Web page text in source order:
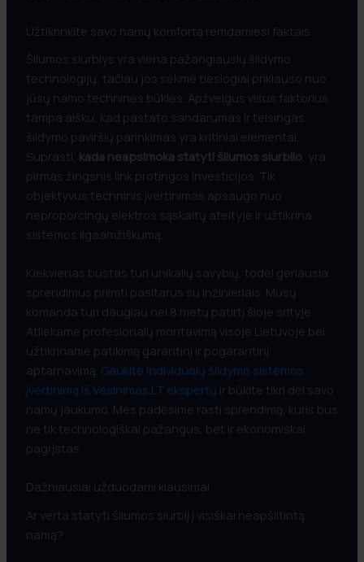
Užtikrinkite savo namų komfortą remdamiesi faktais
Šilumos siurblys yra viena pažangiausių šildymo
technologijų, tačiau jos sėkmė tiesiogiai priklauso nuo
jūsų namo techninės būklės. Apžvelgus visus faktorius
tampa aišku, kad pastato sandarumas ir teisingas
šildymo paviršių parinkimas yra kritiniai elementai.
Suprasti, kada neapsimoka statyti šilumos siurblio , yra
pirmas žingsnis link protingos investicijos. Tik
objektyvus techninis įvertinimas apsaugo nuo
neproporcingų elektros sąskaitų ateityje ir užtikrina
sistemos ilgaamžiškumą.
Kiekvienas būstas turi unikalių savybių, todėl geriausia
sprendimus priimti pasitarus su inžinieriais. Mūsų
komanda turi daugiau nei 8 metų patirtį šioje srityje.
Atliekame profesionalų montavimą visoje Lietuvoje bei
užtikriname patikimą garantinį ir pogarantinį
aptarnavimą. Gaukite individualų šildymo sistemos
įvertinimą iš Vesinimas.LT ekspertų ir būkite tikri dėl savo
namų jaukumo. Mes padėsime rasti sprendimą, kuris bus
ne tik technologiškai pažangus, bet ir ekonomiškai
pagrįstas.
Dažniausiai užduodami klausimai
Ar verta statyti šilumos siurblį į visiškai neapšiltintą
namą?